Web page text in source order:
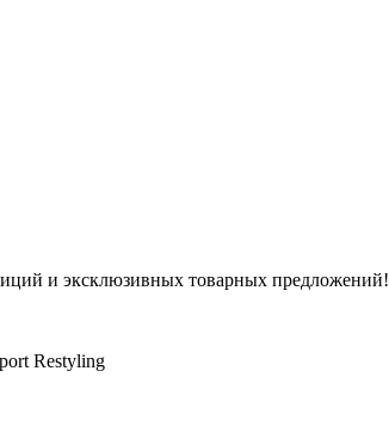
и эксклюзивных товарных предложений!
Restyling